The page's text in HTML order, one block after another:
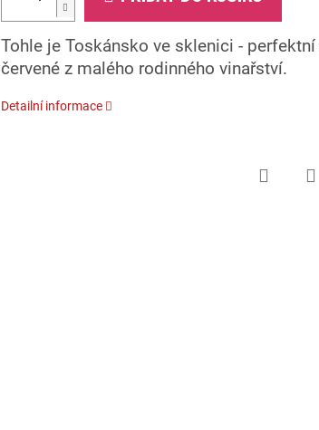
Tohle je Toskánsko ve sklenici -
červené z malého rodinného vinařství.
Detailní informace